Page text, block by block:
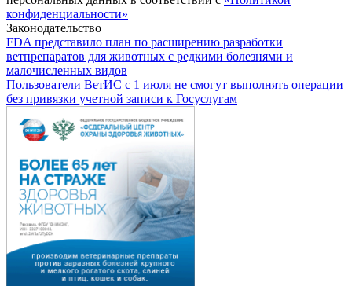
конфиденциальности»
Законодательство
FDA представило план по расширению разработки
ветпрепаратов для животных с редкими болезнями и
малочисленных видов
Пользователи ВетИС с 1 июля не смогут выполнять операции
без привязки учетной записи к Госуслугам